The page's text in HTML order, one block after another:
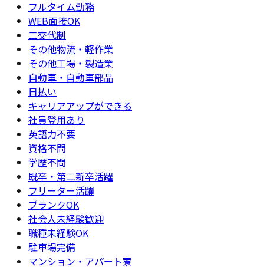
フルタイム勤務
WEB面接OK
二交代制
その他物流・軽作業
その他工場・製造業
自動車・自動車部品
日払い
キャリアアップができる
社員登用あり
英語力不要
資格不問
学歴不問
既卒・第二新卒活躍
フリーター活躍
ブランクOK
社会人未経験歓迎
職種未経験OK
駐車場完備
マンション・アパート寮